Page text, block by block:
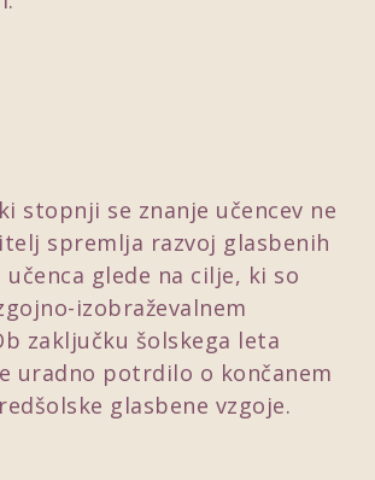
stopnji se znanje učencev ne
spremlja razvoj glasbenih
glede na cilje, ki so
izobraževalnem
zaključku šolskega leta
uradno potrdilo o končanem
glasbene vzgoje.